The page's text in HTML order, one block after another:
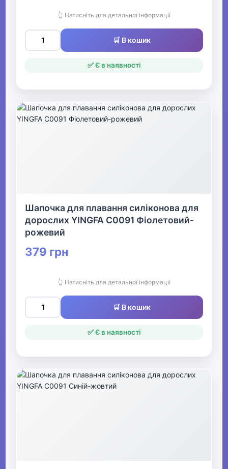
👆 Натисніть для детальної інформації
🛒 В кошик
✅ Є в наявності
Шапочка для плавання силіконова для
дорослих YINGFA C0091 Фіолетовий-
рожевий
379 грн
👆 Натисніть для детальної інформації
🛒 В кошик
✅ Є в наявності